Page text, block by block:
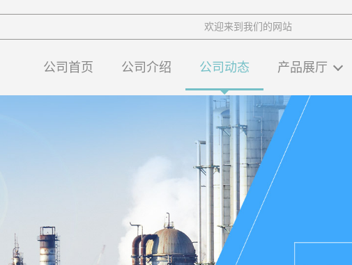
欢迎来到我们的网站
公司首页 公司介绍 公司动态 产品展厅